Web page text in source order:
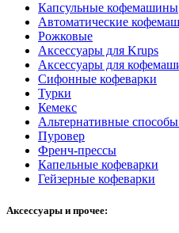
Капсульные кофемашины
Автоматические
Рожковые
Аксессуары для Krups
Аксессуары для
Сифонные кофеварки
Турки
Кемекс
Альтернативные
Пуровер
Френч-прессы
Капельные кофеварки
Гейзерные кофеварки
Аксессуары и прочее: